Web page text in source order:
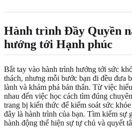
Hành trình Đầy Quyền
hướng tới Hạnh phúc
Bắt tay vào hành trình hướng tới sức
thách, nhưng mỗi bước bạn đi đều đưa
lành và khám phá bản thân. Từ việc
nhau đến việc học cách tìm đúng
trang bị kiến thức để kiểm soát sức
đây là hành trình của bạn. Tìm kiếm sự
hành động thể hiện sự tự chủ và quyết